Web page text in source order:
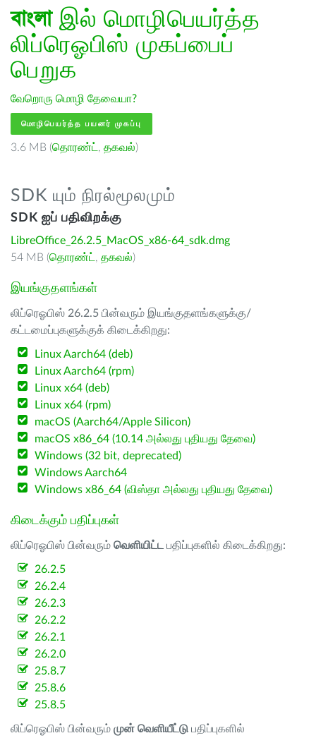
বাংলাஇல் மொழிபெயர்த்த
லிப்ரெஓபிஸ் முகப்பைப்
பெறுக
வேறொரு மொழி தேவையா?
மொழிபெயர்த்த பயனர் முகப்பு
3.6 MB (தொரண்ட் , தகவல்)
SDK யும் நிரல்மூலமும்
SDK ஐப் பதிவிறக்கு
LibreOffice_26.2.5_MacOS_x86-64_sdk.dmg
54 MB (தொரண்ட் , தகவல்)
இயங்குதளங்கள்
லிப்ரெஓபிஸ் 26.2.5 பின்வரும் இயங்குதளங்களுக்கு/
கட்டமைப்புகளுக்குக் கிடைக்கிறது:
Linux Aarch64 (deb)
Linux Aarch64 (rpm)
Linux x64 (deb)
Linux x64 (rpm)
macOS (Aarch64/Apple Silicon)
macOS x86_64 (10.14 அல்லது புதியது தேவை)
Windows (32 bit, deprecated)
Windows Aarch64
Windows x86_64 (விஸ்தா அல்லது புதியது தேவை)
கிடைக்கும் பதிப்புகள்
லிப்ரெஓபிஸ் பின்வரும் வெளியிட்ட பதிப்புகளில் கிடைக்கிறது:
26.2.5
26.2.4
26.2.3
26.2.2
26.2.1
26.2.0
25.8.7
25.8.6
25.8.5
லிப்ரெஓபிஸ் பின்வரும் முன் வெளியீட்டு பதிப்புகளில்